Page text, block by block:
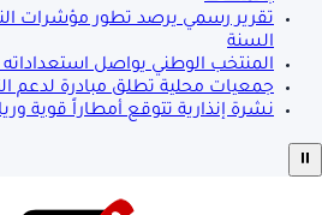
تقرير رسمي يرصد تطور مؤشرات
السنة
المنتخب الوطني يواصل
جمعيات محلية تطلق مبادرة لدعم
نشرة إنذارية تتوقع أمطاراً قوية
⏸